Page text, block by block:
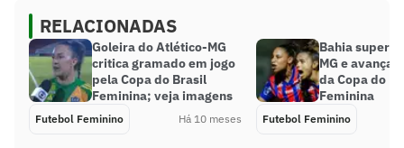
RELACIONADAS
Goleira do Atlético-MG
critica gramado em jogo
pela Copa do Brasil
Feminina; veja imagens
Futebol Feminino Há 10 meses
Bahia supera
MG e avança
da Copa do
Feminina
Futebol Feminino